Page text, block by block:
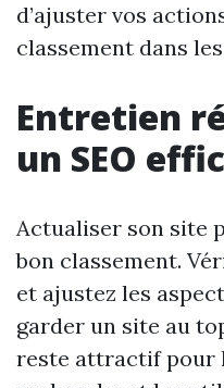
d’ajuster vos
classement dans
Entretien
un SEO
Actualiser son site
bon classement.
et ajustez les
garder un site au
reste attractif pour